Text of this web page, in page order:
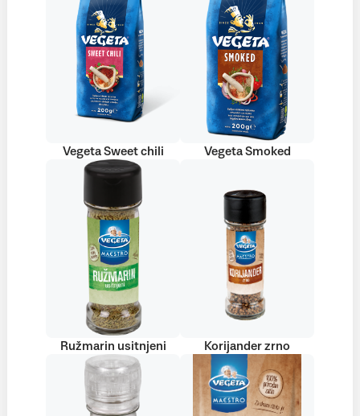
Vegeta Sweet chili Vegeta Smoked
Ružmarin usitnjeni Korijander zrno